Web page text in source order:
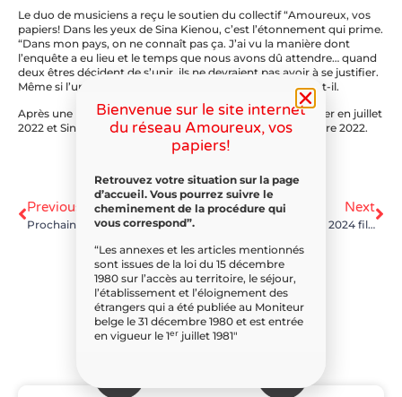
Le duo de musiciens a reçu le soutien du collectif “Amoureux, vos
papiers! Dans les yeux de Sina Kienou, c’est l’étonnement qui prime.
“Dans mon pays, on ne connaît pas ça. J’ai vu la manière dont
l’enquête a eu lieu et le temps que nous avons dû attendre… quand
deux êtres décident de s’unir, ils ne devraient pas avoir à se justifier.
Même si l’un vient d’Afrique et l’autre d’Europe”, détaille-t-il.
Après une longue attente, le duo a pu finalement se marier en juillet
2022 et Sina a reçu sa carte de séjour de 5 ans en décembre 2022.
Previous
Prochaine séance conseil le samedi 5 septembre 2026 à 10h en vidéoconférence.
Next
Action de la St Valentin 2024 filmée par TDM
Voir plus d'articles
Bienvenue sur le site internet
du réseau Amoureux, vos
papiers!
Retrouvez votre situation sur la page
d’accueil. Vous pourrez suivre le
cheminement de la procédure qui
vous correspond”.
“Les annexes et les articles mentionnés
sont issues de la loi du 15 décembre
1980 sur l’accès au territoire, le séjour,
l’établissement et l’éloignement des
étrangers qui a été publiée au Moniteur
belge le 31 décembre 1980 et est entrée
en vigueur le 1er juillet 1981″